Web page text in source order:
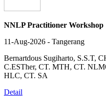
NNLP Practitioner Workshop
11-Aug-2026 - Tangerang
Bernartdous Sugiharto, S.S.T,
C.ESTher, CT. MTH, CT.
HLC, CT. SA
Detail